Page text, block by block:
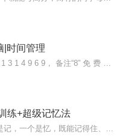
|时间管理
练+超级记忆法